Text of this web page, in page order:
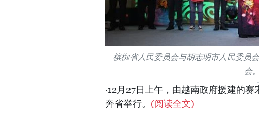
槟椥省人民委员会与胡志明市人民委员
会
·12月27日上午，由越南政府援建的
奔省举行。 (阅读全文)